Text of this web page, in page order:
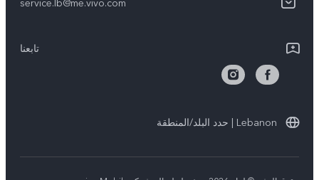
كل الموديلات
تعلیمات الضمان
بيان الخصوصية بشأن خدمة العملاء
مركز الخصوصية لدى vivo
الاستدامة
service.lb@me.vivo.com
تابعنا
Lebanon | حدد البلد/المنطقة